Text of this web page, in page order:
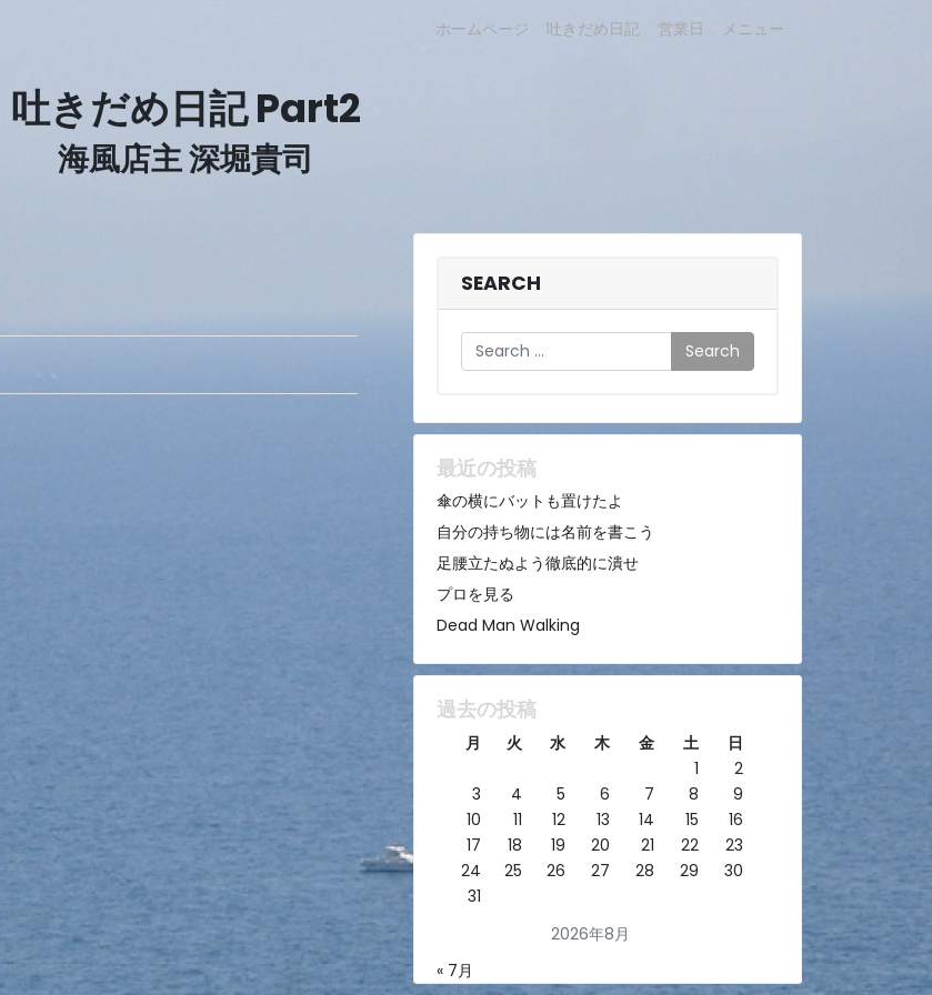
ホームページ 吐きだめ日記 営業日 メニュー
吐きだめ日記 Part2
海風店主 深堀貴司
SEARCH
Search
最近の投稿
傘の横にバットも置けたよ
自分の持ち物には名前を書こう
足腰立たぬよう徹底的に潰せ
プロを見る
Dead Man Walking
過去の投稿
2026年8月
月 火 水 木 金 土
日
1
2
3
4 5 6 7 8
9
10
11 12 13 14 15
16
17
18 19 20 21 22
23
24
25 26 27 28 29
30
31
« 7月